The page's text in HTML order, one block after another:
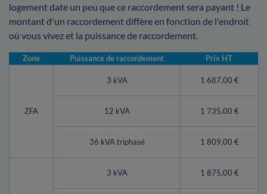
logement date un peu que ce raccordement sera payant ! Le
montant d'un raccordement diffère en fonction de l'endroit
où vous vivez et la puissance de raccordement.
Zone Puissance de raccordement Prix HT
ZFA
3 kVA 1 687,00 €
12 kVA 1 735,00 €
36 kVA triphasé 1 809,00 €
3 kVA 1 875,00 €